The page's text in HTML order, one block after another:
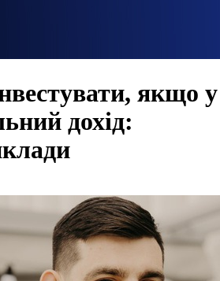
якщо у
дохід: